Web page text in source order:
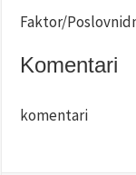
Faktor/
Komentari
komentari